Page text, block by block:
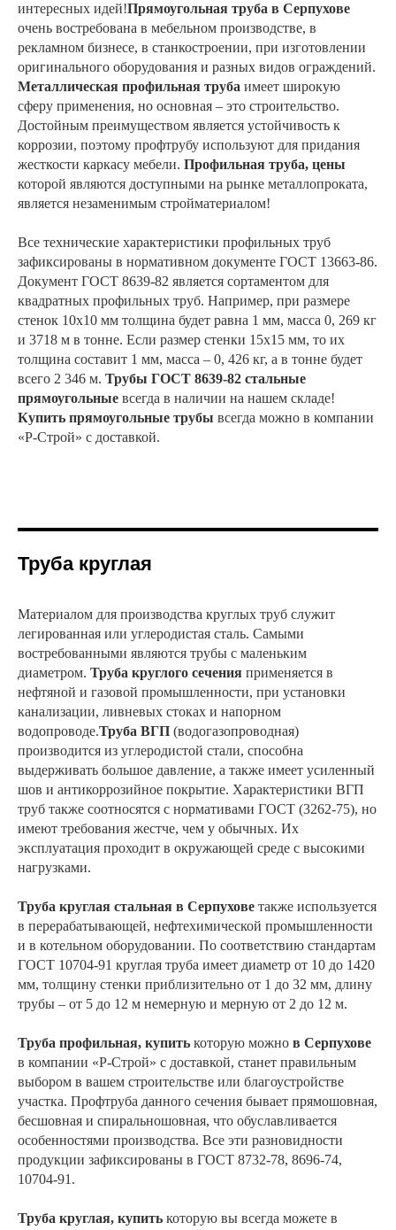
интересных идей!Прямоугольная труба в Серпухове
очень востребована в мебельном производстве, в
рекламном бизнесе, в станкостроении, при изготовлении
оригинального оборудования и разных видов ограждений.
Металлическая профильная труба имеет широкую
сферу применения, но основная – это строительство.
Достойным преимуществом является устойчивость к
коррозии, поэтому профтрубу используют для придания
жесткости каркасу мебели. Профильная труба, цены
которой являются доступными на рынке металлопроката,
является незаменимым стройматериалом!
Все технические характеристики профильных труб
зафиксированы в нормативном документе ГОСТ 13663-86.
Документ ГОСТ 8639-82 является сортаментом для
квадратных профильных труб. Например, при размере
стенок 10х10 мм толщина будет равна 1 мм, масса 0, 269 кг
и 3718 м в тонне. Если размер стенки 15х15 мм, то их
толщина составит 1 мм, масса – 0, 426 кг, а в тонне будет
всего 2 346 м. Трубы ГОСТ 8639-82 стальные
прямоугольные всегда в наличии на нашем складе!
Купить прямоугольные трубы всегда можно в компании
«Р-Строй» с доставкой.
Труба круглая
Материалом для производства круглых труб служит
легированная или углеродистая сталь. Самыми
востребованными являются трубы с маленьким
диаметром. Труба круглого сечения применяется в
нефтяной и газовой промышленности, при установки
канализации, ливневых стоках и напорном
водопроводе.Труба ВГП (водогазопроводная)
производится из углеродистой стали, способна
выдерживать большое давление, а также имеет усиленный
шов и антикоррозийное покрытие. Характеристики ВГП
труб также соотносятся с нормативами ГОСТ (3262-75), но
имеют требования жестче, чем у обычных. Их
эксплуатация проходит в окружающей среде с высокими
нагрузками.
Труба круглая стальная в Серпухове также используется
в перерабатывающей, нефтехимической промышленности
и в котельном оборудовании. По соответствию стандартам
ГОСТ 10704-91 круглая труба имеет диаметр от 10 до 1420
мм, толщину стенки приблизительно от 1 до 32 мм, длину
трубы – от 5 до 12 м немерную и мерную от 2 до 12 м.
Труба профильная, купить которую можно в Серпухове
в компании «Р-Строй» с доставкой, станет правильным
выбором в вашем строительстве или благоустройстве
участка. Профтруба данного сечения бывает прямошовная,
бесшовная и спиральношовная, что обуславливается
особенностями производства. Все эти разновидности
продукции зафиксированы в ГОСТ 8732-78, 8696-74,
10704-91.
Труба круглая, купить которую вы всегда можете в